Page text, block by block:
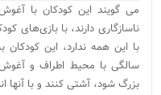
می گویند این کودکان با
ناسازگاری دارند، با بازی‌های
با این همه ندارد، این
سالگی با محیط اطراف و
بزرگ شود، آشتی کنند و با آنها